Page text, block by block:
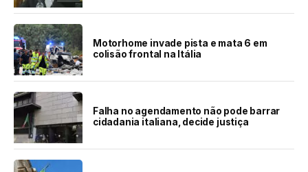
Motorhome invade pista e mata 6 em
colisão frontal na Itália
Falha no agendamento não pode barrar
cidadania italiana, decide justiça